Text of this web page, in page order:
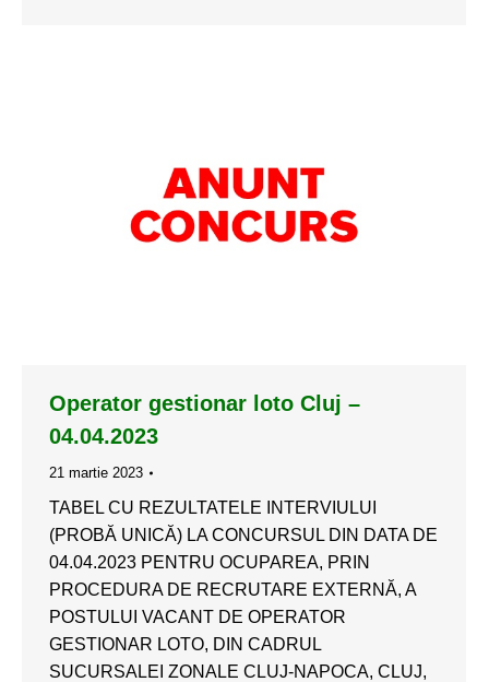
Operator gestionar loto Cluj –
04.04.2023
21 martie 2023
TABEL CU REZULTATELE INTERVIULUI
(PROBĂ UNICĂ) LA CONCURSUL DIN DATA DE
04.04.2023 PENTRU OCUPAREA, PRIN
PROCEDURA DE RECRUTARE EXTERNĂ, A
POSTULUI VACANT DE OPERATOR
GESTIONAR LOTO, DIN CADRUL
SUCURSALEI ZONALE CLUJ-NAPOCA, CLUJ,